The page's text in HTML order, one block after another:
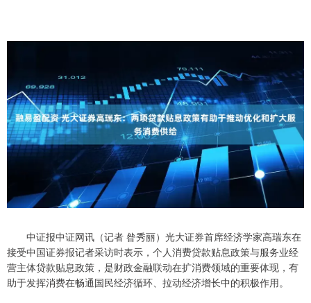
中证报中证网讯（记者 昝秀丽）光大证券首席经济学家高瑞东在
接受中国证券报记者采访时表示，个人消费贷款贴息政策与服务业经
营主体贷款贴息政策，是财政金融联动在扩消费领域的重要体现，有
助于发挥消费在畅通国民经济循环、拉动经济增长中的积极作用。